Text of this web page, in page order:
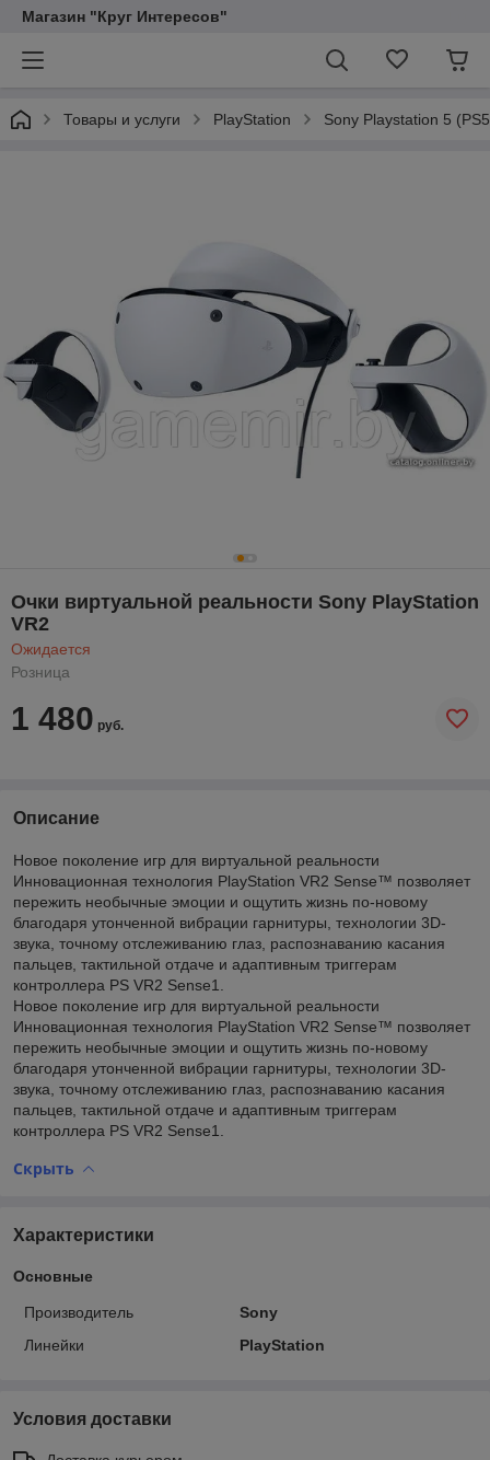
Магазин "Круг Интересов"
Товары и услуги PlayStation Sony Playstation 5
Очки виртуальной реальности Sony PlayStation
VR2
Ожидается
Розница
1 480 руб.
Описание
Новое поколение игр для виртуальной реальности
Инновационная технология PlayStation VR2 Sense™ позволяет
пережить необычные эмоции и ощутить жизнь по-новому
благодаря утонченной вибрации гарнитуры, технологии 3D-
звука, точному отслеживанию глаз, распознаванию касания
пальцев, тактильной отдаче и адаптивным триггерам
контроллера PS VR2 Sense1‎.
Новое поколение игр для виртуальной реальности
Инновационная технология PlayStation VR2 Sense™ позволяет
пережить необычные эмоции и ощутить жизнь по-новому
благодаря утонченной вибрации гарнитуры, технологии 3D-
звука, точному отслеживанию глаз, распознаванию касания
пальцев, тактильной отдаче и адаптивным триггерам
контроллера PS VR2 Sense1‎.
Скрыть
Характеристики
Основные
Производитель
Sony
Линейки
PlayStation
Условия доставки